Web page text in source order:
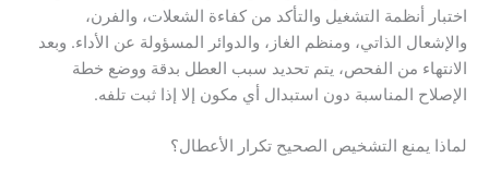
اختبار أنظمة التشغيل والتأكد من كفاءة الشعلات، والفرن،
والإشعال الذاتي، ومنظم الغاز، والدوائر المسؤولة عن الأداء. وبعد
الانتهاء من الفحص، يتم تحديد سبب العطل بدقة ووضع خطة
الإصلاح المناسبة دون استبدال أي مكون إلا إذا ثبت تلفه.
لماذا يمنع التشخيص الصحيح تكرار الأعطال؟